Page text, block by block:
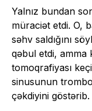
Yalnız bundan
müraciət etdi. O,
səhv saldığını
qəbul etdi, amma
tomoqrafiyası
sinusunun
çəkdiyini göstərib.